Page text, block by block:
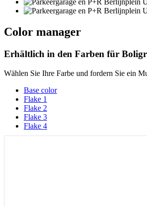
Color manager
Erhältlich in den Farben für
Wählen Sie Ihre Farbe und fordern Sie ein
Base color
Flake 1
Flake 2
Flake 3
Flake 4